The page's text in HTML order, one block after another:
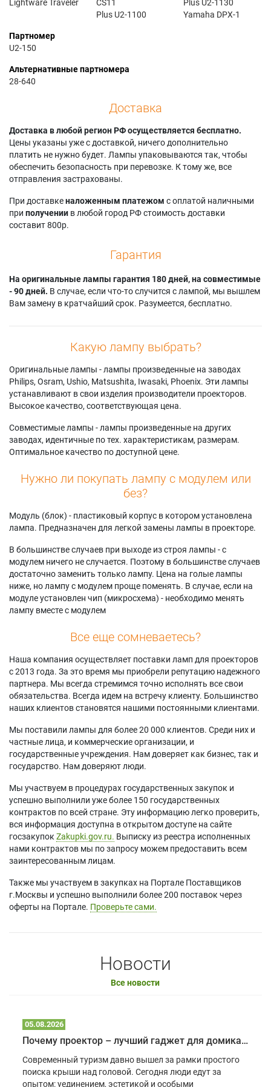
Lightware Traveler
CS11
Plus U2-1100
Plus U2-1130
Yamaha DPX-1
Партномер
U2-150
Альтернативные партномера
28-640
Доставка
Доставка в любой регион РФ осуществляется бесплатно.
Цены указаны уже с доставкой, ничего дополнительно
платить не нужно будет. Лампы упаковываются так, чтобы
обеспечить безопасность при перевозке. К тому же, все
отправления застрахованы.
При доставкеналоженным платежом с оплатой наличными
при получении в любой город РФ стоимость доставки
составит 800р.
Гарантия
На оригинальные лампы гарантия 180 дней, на совместимые
- 90 дней. В случае, если что-то случится с лампой, мы вышлем
Вам замену в кратчайший срок. Разумеется, бесплатно.
Какую лампу выбрать?
Оригинальные лампы - лампы произведенные на заводах
Philips, Osram, Ushio, Matsushita, Iwasaki, Phoenix. Эти лампы
устанавливают в свои изделия производители проекторов.
Высокое качество, соответствующая цена.
Совместимые лампы - лампы произведенные на других
заводах, идентичные по тех. характеристикам, размерам.
Оптимальное качество по доступной цене.
Нужно ли покупать лампу с модулем или
без?
Модуль (блок) - пластиковый корпус в котором установлена
лампа. Предназначен для легкой замены лампы в проекторе.
В большинстве случаев при выходе из строя лампы - с
модулем ничего не случается. Поэтому в большинстве случаев
достаточно заменить только лампу. Цена на голые лампы
ниже, но лампу с модулем проще поменять. В случае, если на
модуле установлен чип (микросхема) - необходимо менять
лампу вместе с модулем
Все еще сомневаетесь?
Наша компания осуществляет поставки ламп для проекторов
с 2013 года. За это время мы приобрели репутацию надежного
партнера. Мы всегда стремимся точно исполнять все свои
обязательства. Всегда идем на встречу клиенту. Большинство
наших клиентов становятся нашими постоянными клиентами.
Мы поставили лампы для более 20 000 клиентов. Среди них и
частные лица, и коммерческие организации, и
государственные учреждения. Нам доверяет как бизнес, так и
государство. Нам доверяют люди.
Мы участвуем в процедурах государственных закупок и
успешно выполнили уже более 150 государственных
контрактов по всей стране. Эту информацию легко проверить,
вся информация доступна в открытом доступе на сайте
госзакупок Zakupki.gov.ru. Выписку из реестра исполненных
нами контрактов мы по запросу можем предоставить всем
заинтересованным лицам.
Также мы участвуем в закупках на Портале Поставщиков
г.Москвы и успешно выполнили более 200 поставок через
оферты на Портале. Проверьте сами.
Новости
Все новости
05.08.2026
Почему проектор – лучший гаджет для домика в глэмпинге
Современный туризм давно вышел за рамки простого
поиска крыши над головой. Сегодня люди едут за
опытом: уединением, эстетикой и особыми